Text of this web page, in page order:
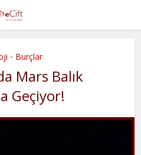
• Burçlar
Mars Balık
Geçiyor!